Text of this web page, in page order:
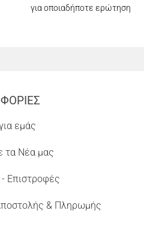
για οποιαδήποτε ερώτηση
εμάς
τα Νέα μας
Επιστροφές
& Πληρωμής